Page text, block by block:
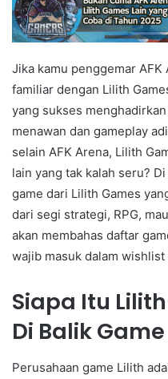
Jika kamu penggemar AFK
familiar dengan Lilith
yang sukses
menawan dan gameplay
selain AFK Arena, Lilith
lain yang tak kalah seru?
game dari Lilith Games
dari segi strategi, RPG,
akan membahas daftar
wajib masuk dalam wishlist
Siapa Itu
Di Balik
Perusahaan game Lilith